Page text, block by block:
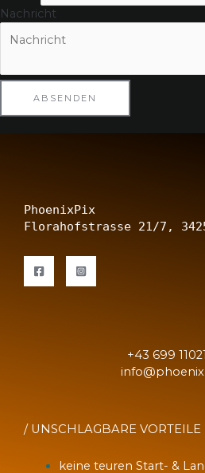
E
m
l
Nachricht
ABSENDEN
PhoenixPix
Florahofstrasse 21/7,
+43 699
/ UNSCHLAGBARE VORTEILE
keine teuren Start- &